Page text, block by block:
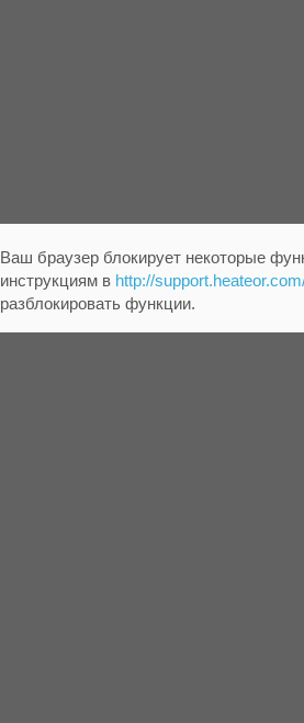
Ваш браузер блокирует некоторые
инструкциям в http://
разблокировать функции.